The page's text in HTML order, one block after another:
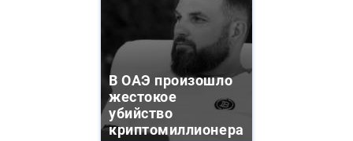
В ОАЭ произошло
жестокое
убийство
криптомиллионера